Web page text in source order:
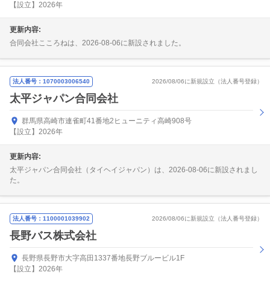
【設立】2026年
更新内容:
合同会社こころねは、2026-08-06に新設されました。
法人番号：1070003006540 2026/08/06に新規設立（法人番号登録）
太平ジャパン合同会社
群馬県高崎市連雀町41番地2ヒューニティ高崎908号
【設立】2026年
更新内容:
太平ジャパン合同会社（タイヘイジャパン）は、2026-08-06に新設されまし
た。
法人番号：1100001039902 2026/08/06に新規設立（法人番号登録）
長野バス株式会社
長野県長野市大字高田1337番地長野ブルービル1F
【設立】2026年